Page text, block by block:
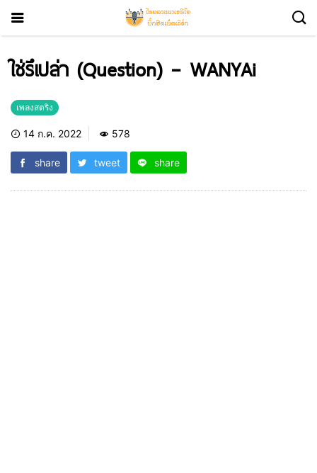
ใช่รึเปล่า (Question) – WANYAi
เพลงสตริง
14 ก.ค. 2022 578
share tweet share